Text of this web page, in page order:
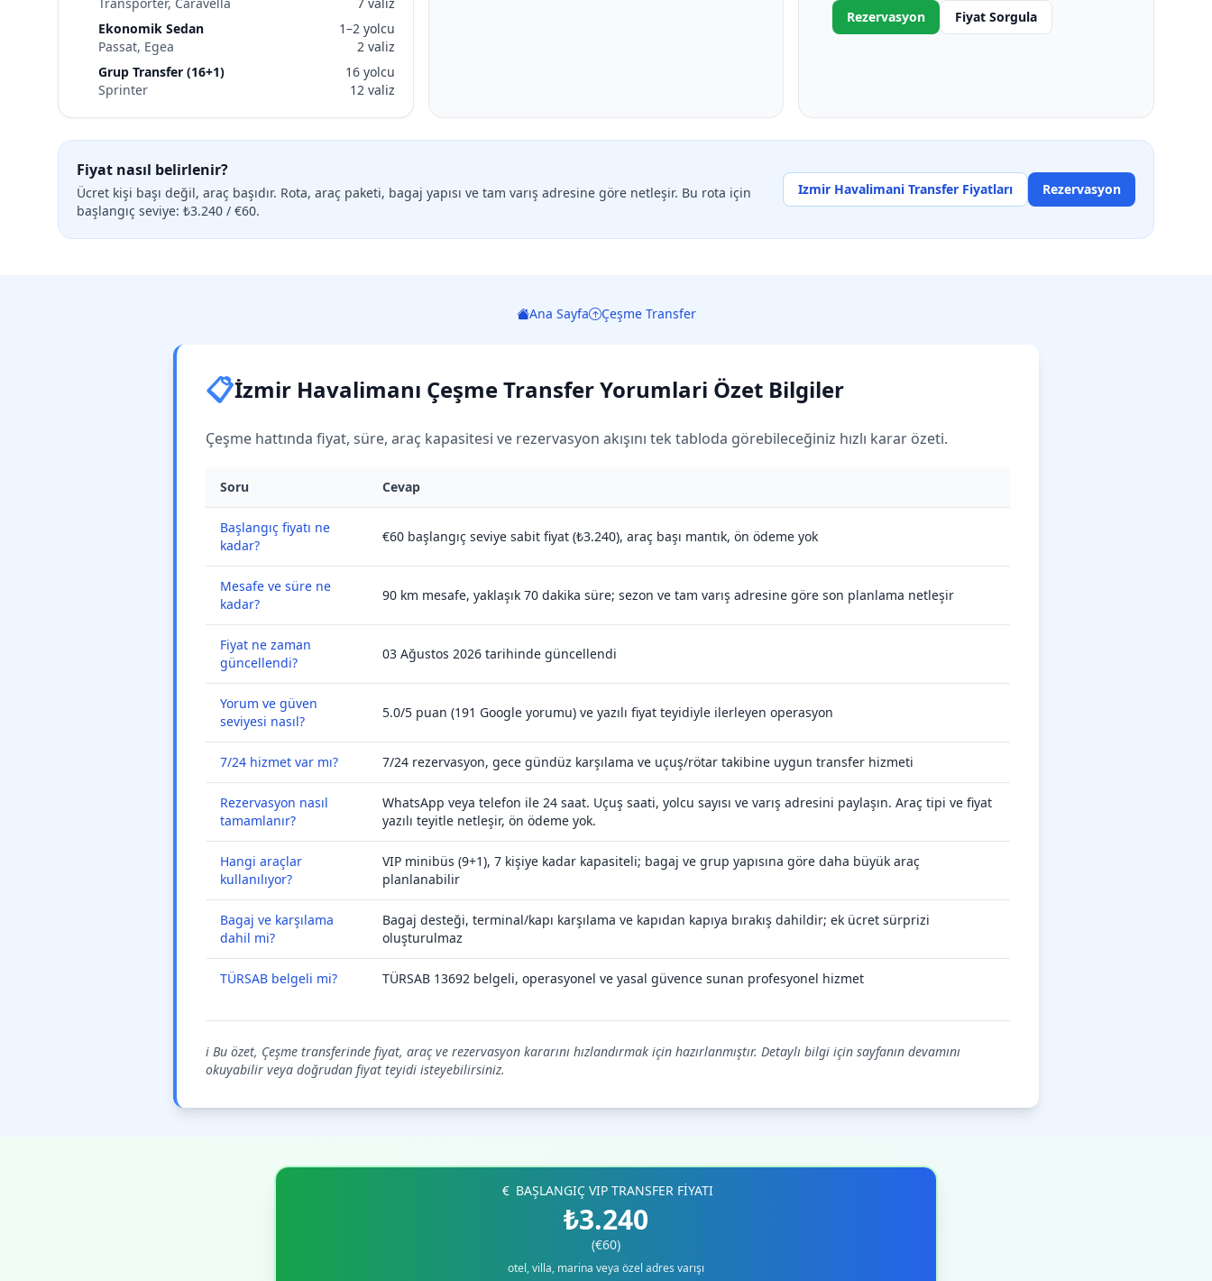
Ekonomik Sedan
Passat, Egea
1–2 yolcu
2 valiz
Grup Transfer (16+1)
Sprinter
16 yolcu
12 valiz
Rezervasyon Fiyat Sorgula
Fiyat nasıl belirlenir?
Ücret kişi başı değil, araç başıdır. Rota, araç paketi, bagaj yapısı ve tam varış adresine göre netleşir. Bu rota için
başlangıç seviye: ₺3.240 / €60.
Izmir Havalimani Transfer Fiyatları Rezervasyon
Ana Sayfa Çeşme Transfer
📋İzmir Havalimanı Çeşme Transfer Yorumlari Özet Bilgiler
Çeşme hattında fiyat, süre, araç kapasitesi ve rezervasyon akışını tek tabloda görebileceğiniz hızlı karar özeti.
Soru Cevap
Başlangıç fiyatı ne
kadar?
€60 başlangıç seviye sabit fiyat (₺3.240), araç başı mantık, ön ödeme yok
Mesafe ve süre ne
kadar?
90 km mesafe, yaklaşık 70 dakika süre; sezon ve tam varış adresine göre son planlama netleşir
Fiyat ne zaman
güncellendi?
03 Ağustos 2026 tarihinde güncellendi
Yorum ve güven
seviyesi nasıl?
5.0/5 puan (191 Google yorumu) ve yazılı fiyat teyidiyle ilerleyen operasyon
7/24 hizmet var mı? 7/24 rezervasyon, gece gündüz karşılama ve uçuş/rötar takibine uygun transfer hizmeti
Rezervasyon nasıl
tamamlanır?
WhatsApp veya telefon ile 24 saat. Uçuş saati, yolcu sayısı ve varış adresini paylaşın. Araç tipi ve fiyat
yazılı teyitle netleşir, ön ödeme yok.
Hangi araçlar
kullanılıyor?
VIP minibüs (9+1), 7 kişiye kadar kapasiteli; bagaj ve grup yapısına göre daha büyük araç
planlanabilir
Bagaj ve karşılama
dahil mi?
Bagaj desteği, terminal/kapı karşılama ve kapıdan kapıya bırakış dahildir; ek ücret sürprizi
oluşturulmaz
TÜRSAB belgeli mi? TÜRSAB 13692 belgeli, operasyonel ve yasal güvence sunan profesyonel hizmet
ℹ️ Bu özet, Çeşme transferinde fiyat, araç ve rezervasyon kararını hızlandırmak için hazırlanmıştır. Detaylı bilgi için sayfanın devamını
okuyabilir veya doğrudan fiyat teyidi isteyebilirsiniz.
BAŞLANGIÇ VIP TRANSFER FİYATI
₺3.240
(€60)
otel, villa, marina veya özel adres varışı